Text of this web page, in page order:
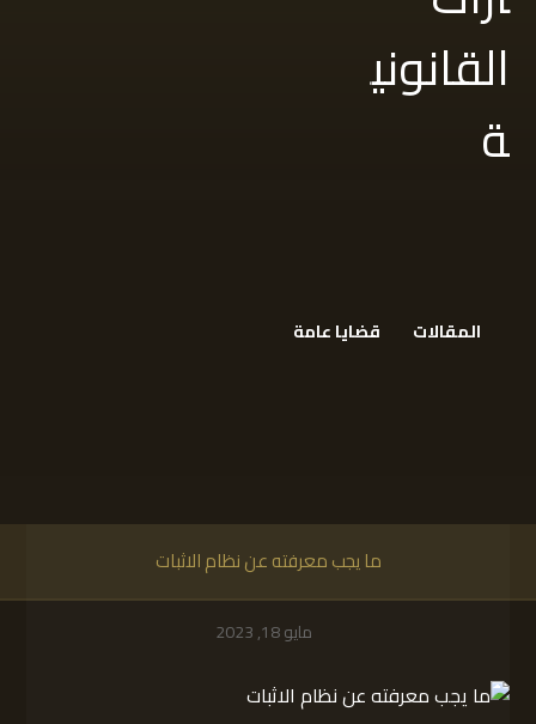
المقالات قضايا عامة
ما يجب معرفته عن نظام الاثبات
مايو 18, 2023